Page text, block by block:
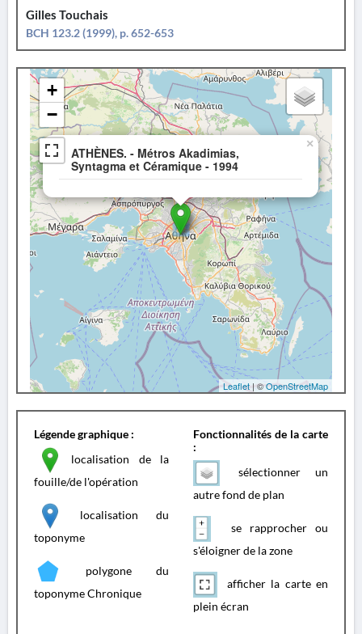
Gilles Touchais
BCH 123.2 (1999), p. 652-653
ATHÈNES. - Métros Akadimias,
Syntagma et Céramique - 1994
×
+
−
Leaflet| ©OpenStreetMap
Légende graphique :
localisation de la
fouille/de l'opération
localisation du
toponyme
polygone du
toponyme Chronique
Fonctionnalités de la carte
:
sélectionner un
autre fond de plan
se rapprocher ou
s'éloigner de la zone
afficher la carte en
plein écran